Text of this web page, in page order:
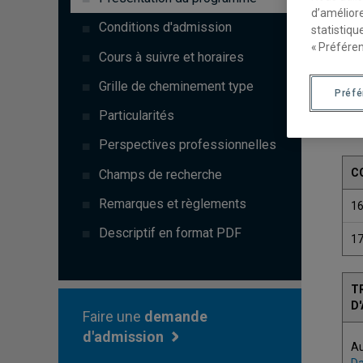
Conditions d'admission
Cours à suivre et horaires
Grille de cheminement type
Particularités
Perspectives professionnelles
Champs de recherche
Remarques et règlements
Descriptif en format PDF
Faire une demande
d'admission
«